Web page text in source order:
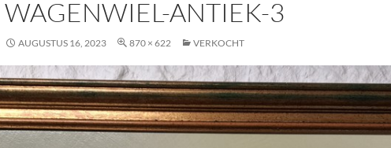
WAGENWIEL-ANTIEK-3
AUGUSTUS 16, 2023 870 × 622 VERKOCHT